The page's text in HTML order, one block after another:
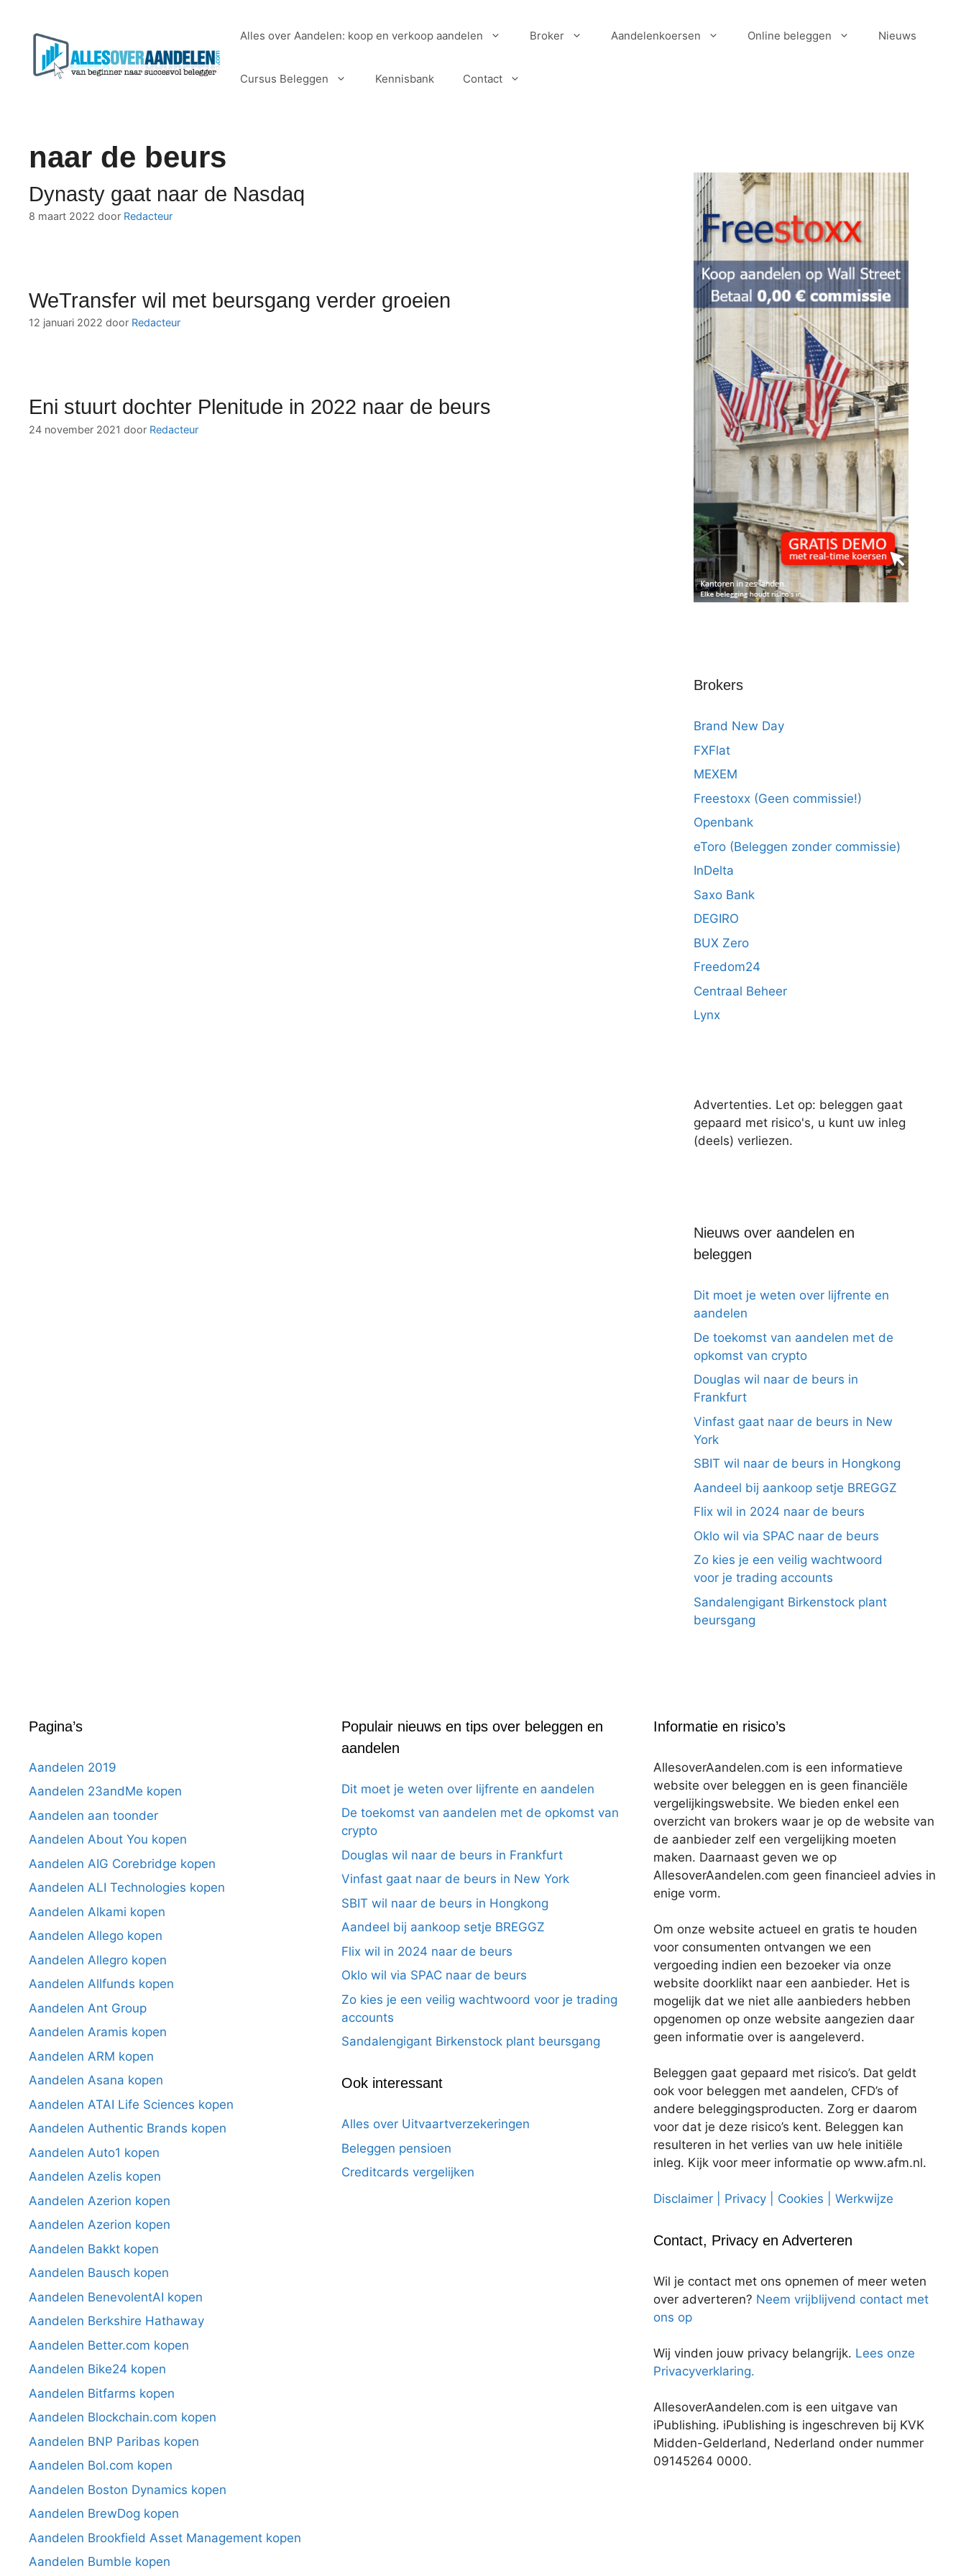
Alles over Aandelen: koop en verkoop aandelen Broker Aandelenkoersen Online beleggen Nieuws
Cursus Beleggen Kennisbank Contact
naar de beurs
Dynasty gaat naar de Nasdaq
8 maart 2022 door Redacteur
WeTransfer wil met beursgang verder groeien
12 januari 2022 door Redacteur
Eni stuurt dochter Plenitude in 2022 naar de beurs
24 november 2021 door Redacteur
Brokers
Brand New Day
FXFlat
MEXEM
Freestoxx (Geen commissie!)
Openbank
eToro (Beleggen zonder commissie)
InDelta
Saxo Bank
DEGIRO
BUX Zero
Freedom24
Centraal Beheer
Lynx
Advertenties. Let op: beleggen gaat
gepaard met risico's, u kunt uw inleg
(deels) verliezen.
Nieuws over aandelen en
beleggen
Dit moet je weten over lijfrente en
aandelen
De toekomst van aandelen met de
opkomst van crypto
Douglas wil naar de beurs in
Frankfurt
Vinfast gaat naar de beurs in New
York
SBIT wil naar de beurs in Hongkong
Aandeel bij aankoop setje BREGGZ
Flix wil in 2024 naar de beurs
Oklo wil via SPAC naar de beurs
Zo kies je een veilig wachtwoord
voor je trading accounts
Sandalengigant Birkenstock plant
beursgang
Pagina’s
Aandelen 2019
Aandelen 23andMe kopen
Aandelen aan toonder
Aandelen About You kopen
Aandelen AIG Corebridge kopen
Aandelen ALI Technologies kopen
Aandelen Alkami kopen
Aandelen Allego kopen
Aandelen Allegro kopen
Aandelen Allfunds kopen
Aandelen Ant Group
Aandelen Aramis kopen
Aandelen ARM kopen
Aandelen Asana kopen
Aandelen ATAI Life Sciences kopen
Aandelen Authentic Brands kopen
Aandelen Auto1 kopen
Aandelen Azelis kopen
Aandelen Azerion kopen
Aandelen Azerion kopen
Aandelen Bakkt kopen
Aandelen Bausch kopen
Aandelen BenevolentAI kopen
Aandelen Berkshire Hathaway
Aandelen Better.com kopen
Aandelen Bike24 kopen
Aandelen Bitfarms kopen
Aandelen Blockchain.com kopen
Aandelen BNP Paribas kopen
Aandelen Bol.com kopen
Aandelen Boston Dynamics kopen
Aandelen BrewDog kopen
Aandelen Brookfield Asset Management kopen
Aandelen Bumble kopen
Populair nieuws en tips over beleggen en
aandelen
Dit moet je weten over lijfrente en aandelen
De toekomst van aandelen met de opkomst van
crypto
Douglas wil naar de beurs in Frankfurt
Vinfast gaat naar de beurs in New York
SBIT wil naar de beurs in Hongkong
Aandeel bij aankoop setje BREGGZ
Flix wil in 2024 naar de beurs
Oklo wil via SPAC naar de beurs
Zo kies je een veilig wachtwoord voor je trading
accounts
Sandalengigant Birkenstock plant beursgang
Ook interessant
Alles over Uitvaartverzekeringen
Beleggen pensioen
Creditcards vergelijken
Informatie en risico’s
AllesoverAandelen.com is een informatieve
website over beleggen en is geen financiële
vergelijkingswebsite. We bieden enkel een
overzicht van brokers waar je op de website van
de aanbieder zelf een vergelijking moeten
maken. Daarnaast geven we op
AllesoverAandelen.com geen financieel advies in
enige vorm.
Om onze website actueel en gratis te houden
voor consumenten ontvangen we een
vergoeding indien een bezoeker via onze
website doorklikt naar een aanbieder. Het is
mogelijk dat we niet alle aanbieders hebben
opgenomen op onze website aangezien daar
geen informatie over is aangeleverd.
Beleggen gaat gepaard met risico’s. Dat geldt
ook voor beleggen met aandelen, CFD’s of
andere beleggingsproducten. Zorg er daarom
voor dat je deze risico’s kent. Beleggen kan
resulteren in het verlies van uw hele initiële
inleg. Kijk voor meer informatie op www.afm.nl.
Disclaimer | Privacy | Cookies | Werkwijze
Contact, Privacy en Adverteren
Wil je contact met ons opnemen of meer weten
over adverteren? Neem vrijblijvend contact met
ons op
Wij vinden jouw privacy belangrijk. Lees onze
Privacyverklaring.
AllesoverAandelen.com is een uitgave van
iPublishing. iPublishing is ingeschreven bij KVK
Midden-Gelderland, Nederland onder nummer
09145264 0000.